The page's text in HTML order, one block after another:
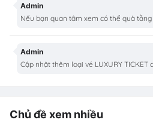
Admin
Nếu bạn quan tâm xem có thể quà tằng
Admin
Cập nhật thêm loại vé LUXURY TICKET
Chủ đề xem nhiều